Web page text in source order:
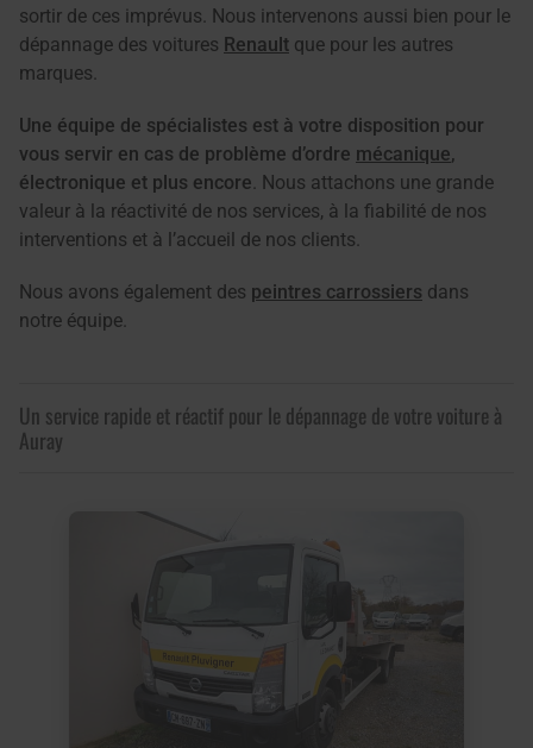
sortir de ces imprévus. Nous intervenons aussi bien pour le
dépannage des voitures Renault que pour les autres
marques.
Une équipe de spécialistes est à votre disposition pour
vous servir en cas de problème d’ordre mécanique,
électronique et plus encore. Nous attachons une grande
valeur à la réactivité de nos services, à la fiabilité de nos
interventions et à l’accueil de nos clients.
Nous avons également des peintres carrossiers dans
notre équipe.
Un service rapide et réactif pour le dépannage de votre voiture à
Auray